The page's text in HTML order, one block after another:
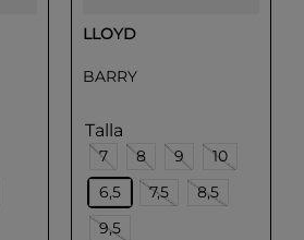
LLOYD
BARRY
Talla
7 8 9
10
6,5
7,5
8,5
9,5